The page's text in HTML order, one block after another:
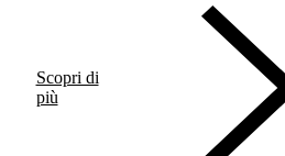
Scopri di
più